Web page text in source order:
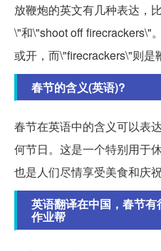
放鞭炮的英文有几种表达，
\"和\"shoot off firecrackers\"
或开，而\"firecrackers\"则是
春节的含义(英语)?
春节在英语中的含义可以表
何节日。这是一个特别用于
也是人们尽情享受美食和庆祝
英语翻译在中国，春节有
作业帮